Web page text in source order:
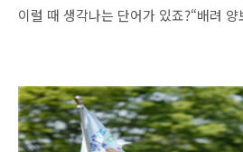
이럴 때 생각나는 단어가 있죠?“배려 양